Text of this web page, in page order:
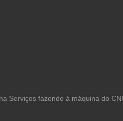
Serviços fazendo à máquina do